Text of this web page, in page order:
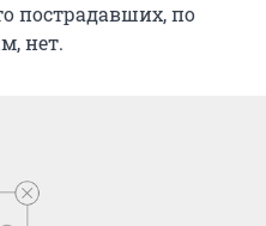
пострадавших, по
нет.